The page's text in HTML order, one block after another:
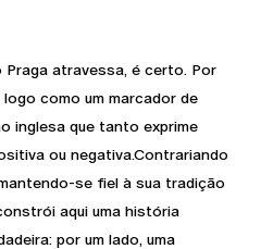
Praga atravessa, é certo. Por
como um marcador de
inglesa que tanto exprime
ou negativa.Contrariando
se fiel à sua tradição
aqui uma história
por um lado, uma